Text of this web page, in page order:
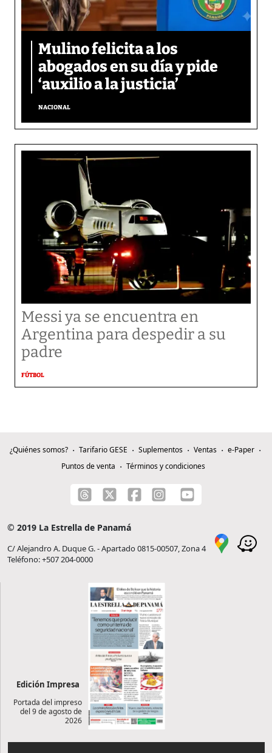
Mulino felicita a los
abogados en su día y pide
‘auxilio a la justicia’
NACIONAL
Messi ya se encuentra en
Argentina para despedir a su
padre
FÚTBOL
¿Quiénes somos? Tarifario GESE Suplementos Ventas
e-Paper
Puntos de venta
Términos y condiciones
© 2019 La Estrella de Panamá
C/ Alejandro A. Duque G. - Apartado 0815-00507, Zona 4
Teléfono: +507 204-0000
Edición Impresa
Portada del impreso
del 9 de agosto de
2026